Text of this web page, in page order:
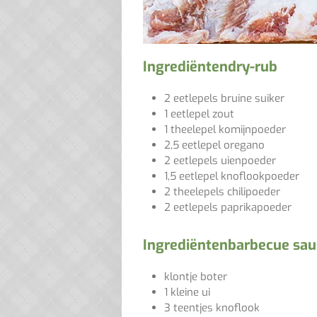
Ingrediëntendry-rub
2 eetlepels bruine suiker
1 eetlepel zout
1 theelepel komijnpoeder
2,5 eetlepel oregano
2 eetlepels uienpoeder
1,5 eetlepel knoflookpoeder
2 theelepels chilipoeder
2 eetlepels paprikapoeder
Ingrediëntenbarbecue
klontje boter
1 kleine ui
3 teentjes knoflook